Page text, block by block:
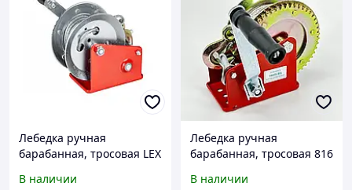
Лебедка ручная
барабанная, тросовая LEX
В наличии
Лебедка ручная
барабанная, тросовая 816
В наличии